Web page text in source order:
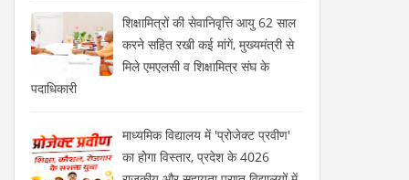
शिक्षामित्रों की सेवानिवृत्ति आयु 62 साल
करने सहित रखी कई मांगें, मुख्यमंत्री से
मिले एमएलसी व शिक्षामित्र संघ के
पदाधिकारी
माध्यमिक विद्यालय में 'प्रोजेक्ट प्रवीण'
का होगा विस्तार, प्रदेश के 4026